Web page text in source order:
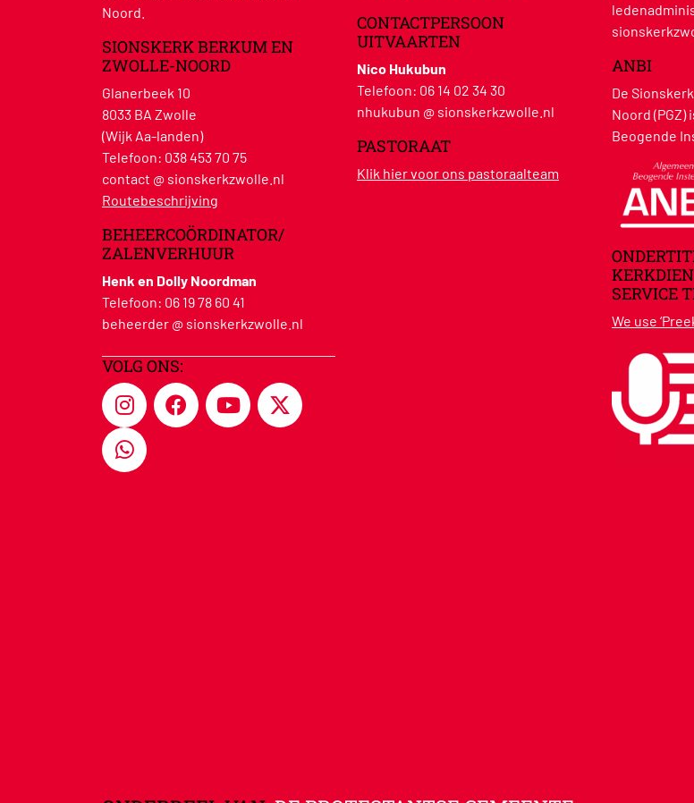
Noord.
SIONSKERK BERKUM EN
ZWOLLE-NOORD
Glanerbeek 10
8033 BA Zwolle
(Wijk Aa-landen)
Telefoon: 038 453 70 75
contact @ sionskerkzwolle.nl
Routebeschrijving
BEHEERCOÖRDINATOR/
ZALENVERHUUR
Henk en Dolly Noordman
Telefoon: 06 19 78 60 41
beheerder @ sionskerkzwolle.nl
VOLG ONS:
CONTACTPERSOON
UITVAARTEN
Nico Hukubun
Telefoon: 06 14 02 34 30
nhukubun @ sionskerkzwolle.nl
PASTORAAT
Klik hier voor ons pastoraalteam
ANBI
De
Noord
Beogende
SERVICE
We use